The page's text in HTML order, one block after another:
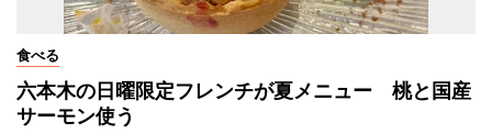
食べる
六本木の日曜限定フレンチが夏メニュー 桃と国産
サーモン使う